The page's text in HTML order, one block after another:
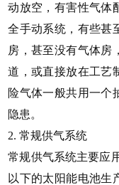
动放空，有害性气体
全手动系统，有些甚
房，甚至没有气体房
道，或直接放在工艺
险气体一般共用一个
隐患。
2. 常规供气系统
常规供气系统主要应
以下的太阳能电池生